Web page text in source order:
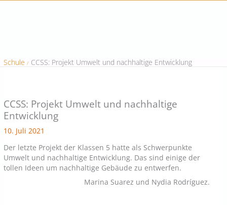
Schule CCSS: Projekt Umwelt und nachhaltige Entwicklung
CCSS: Projekt Umwelt und nachhaltige
Entwicklung
10. Juli 2021
Der letzte Projekt der Klassen 5 hatte als Schwerpunkte
Umwelt und nachhaltige Entwicklung. Das sind einige der
tollen Ideen um nachhaltige Gebäude zu entwerfen.
Marina Suarez und Nydia Rodríguez.